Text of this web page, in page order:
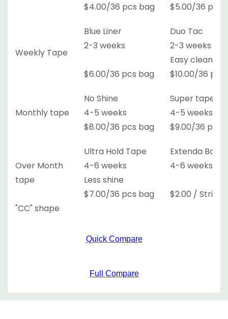
$4.00/36 pcs bag
$5.00/36 pcs
Weekly Tape
Blue Liner
Duo Tac
2-3 weeks
2-3 weeks
Easy clean
$6.00/36 pcs bag
$10.00/36 pcs
Monthly tape
No Shine
Super tape
4-5 weeks
4-5 weeks
$8.00/36 pcs bag
$9.00/36 pcs
Over Month
tape
Ultra Hold Tape
Extenda Bond
4-6 weeks
4-6 weeks
Less shine
$7.00/36 pcs bag
$2.00 / Strip
"CC" shape
Quick Compare
Full Compare